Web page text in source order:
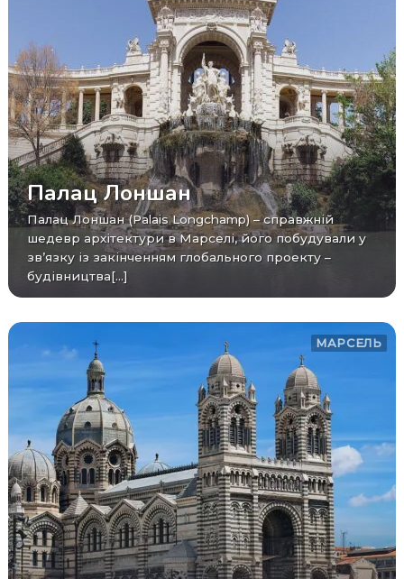
Палац Лоншан
Палац Лоншан (Palais Longchamp) – справжній
шедевр архітектури в Марселі, його побудували у
зв’язку із закінченням глобального проекту –
будівництва[...]
МАРСЕЛЬ